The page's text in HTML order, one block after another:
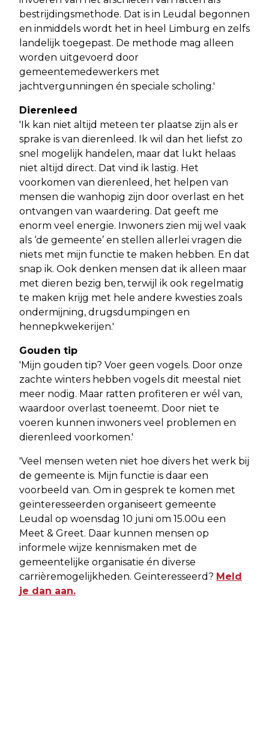
bestrijdingsmethode. Dat is in Leudal begonnen
en inmiddels wordt het in heel Limburg en zelfs
landelijk toegepast. De methode mag alleen
worden uitgevoerd door
gemeentemedewerkers met
jachtvergunningen én speciale scholing.'
Dierenleed
'Ik kan niet altijd meteen ter plaatse zijn als er
sprake is van dierenleed. Ik wil dan het liefst zo
snel mogelijk handelen, maar dat lukt helaas
niet altijd direct. Dat vind ik lastig. Het
voorkomen van dierenleed, het helpen van
mensen die wanhopig zijn door overlast en het
ontvangen van waardering. Dat geeft me
enorm veel energie. Inwoners zien mij wel vaak
als ‘de gemeente’ en stellen allerlei vragen die
niets met mijn functie te maken hebben. En dat
snap ik. Ook denken mensen dat ik alleen maar
met dieren bezig ben, terwijl ik ook regelmatig
te maken krijg met hele andere kwesties zoals
ondermijning, drugsdumpingen en
hennepkwekerijen.'
Gouden tip
'Mijn gouden tip? Voer geen vogels. Door onze
zachte winters hebben vogels dit meestal niet
meer nodig. Maar ratten profiteren er wél van,
waardoor overlast toeneemt. Door niet te
voeren kunnen inwoners veel problemen en
dierenleed voorkomen.'
'Veel mensen weten niet hoe divers het werk bij
de gemeente is. Mijn functie is daar een
voorbeeld van. Om in gesprek te komen met
geïnteresseerden organiseert gemeente
Leudal op woensdag 10 juni om 15.00u een
Meet & Greet. Daar kunnen mensen op
informele wijze kennismaken met de
gemeentelijke organisatie én diverse
carrièremogelijkheden. Geïnteresseerd? Meld
je dan aan.